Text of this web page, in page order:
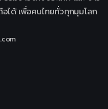
อได้ เพื่อคนไทยทั่วทุกมุมโลก